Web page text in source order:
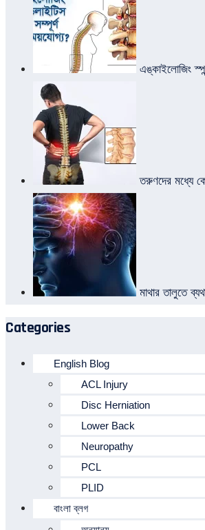
এঙ্কাইলোজিং
তরুণদের মধ্যে
মাথার তালুতে
Categories
English Blog
ACL Injury
Disc Herniation
Lower Back
Neuropathy
PCL
PLID
বাংলা ব্লগ